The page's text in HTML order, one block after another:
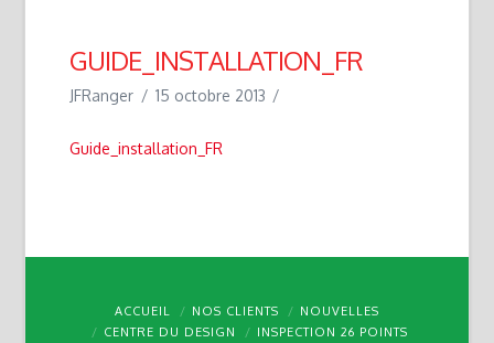
GUIDE_INSTALLATION_FR
JFRanger 15 octobre 2013
Guide_installation_FR
ACCUEIL NOS CLIENTS
NOUVELLES
CENTRE DU DESIGN
INSPECTION 26 POINTS